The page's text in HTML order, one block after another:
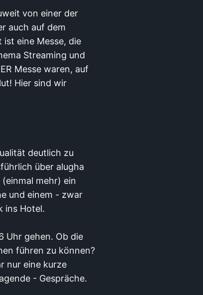
von einer der
auch auf dem
eine Messe, die
Streaming und
Messe waren, auf
Hier sind wir
deutlich zu
über alugha
mehr) ein
und einem - zwar
ins Hotel.
Uhr gehen. Ob die
führen zu können?
nur eine kurze
- Gespräche.